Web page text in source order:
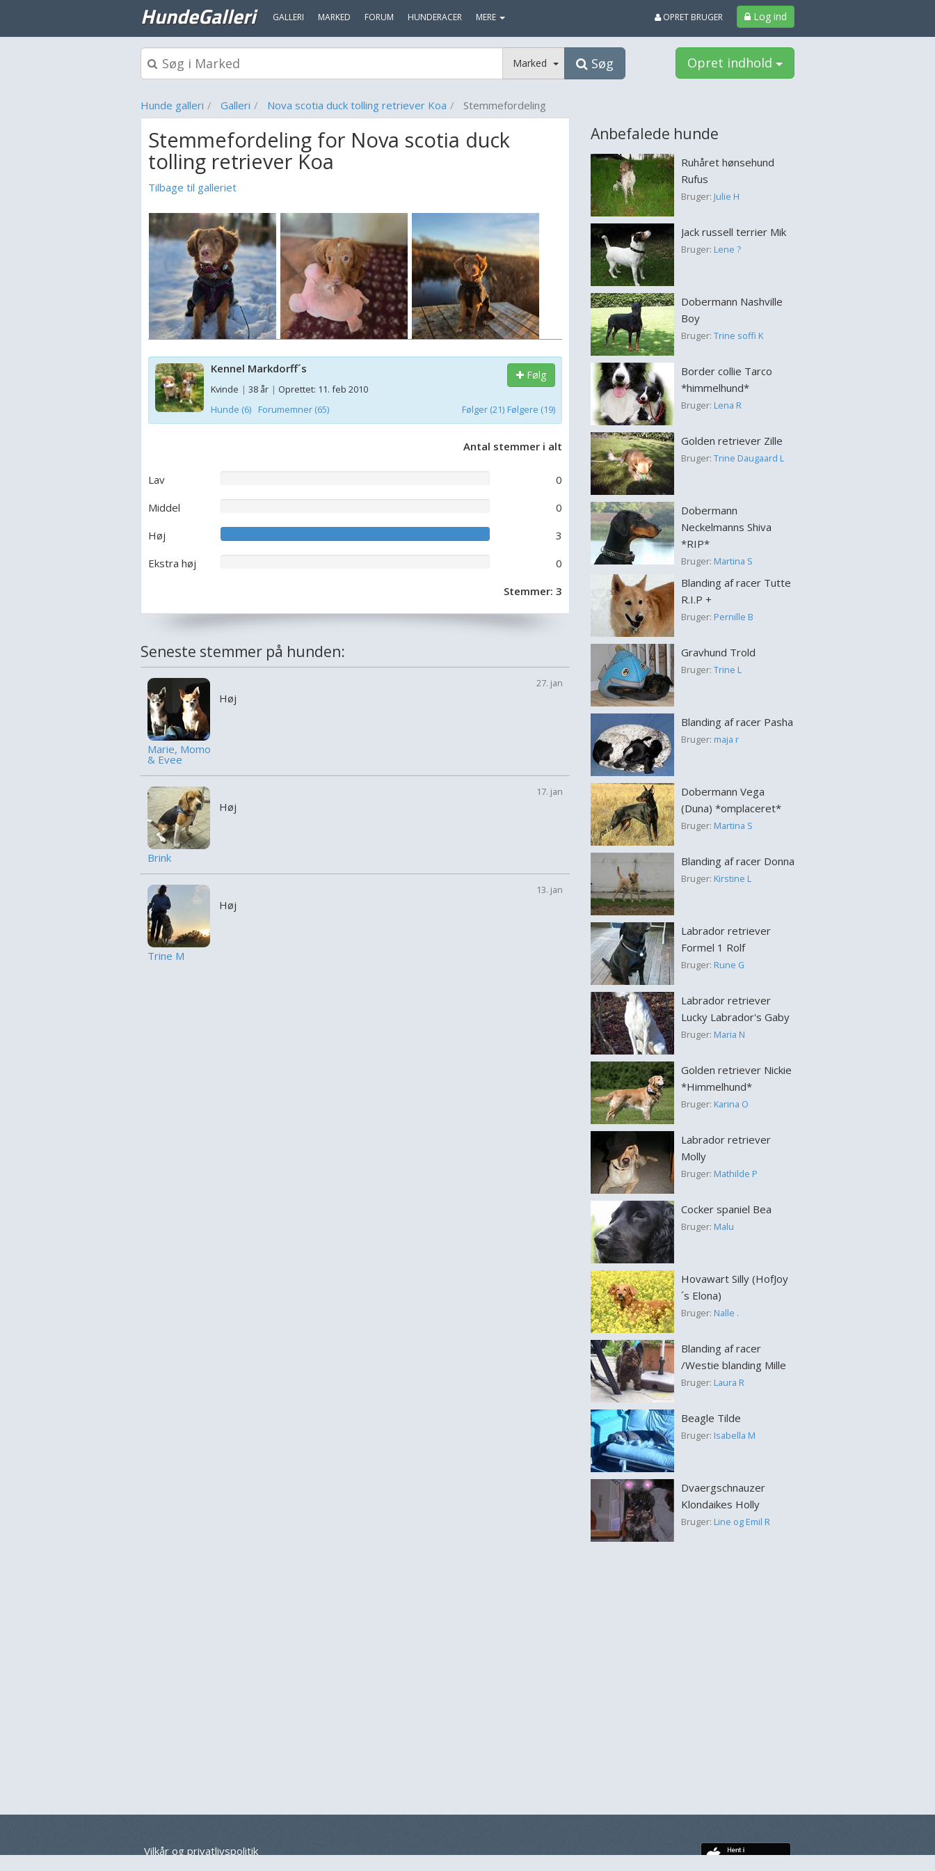
HundeGalleri GALLERI MARKED FORUM HUNDERACER MERE Log ind
OPRET BRUGER
Marked Søg Opret indhold
Hunde galleri Galleri Nova scotia duck tolling retriever Koa Stemmefordeling
Stemmefordeling for Nova scotia duck
tolling retriever Koa
Tilbage til galleriet
Kennel Markdorff´s
Kvinde | 38 år | Oprettet: 11. feb 2010
Hunde (6)
Forumemner (65)
Følg
Følger (21) Følgere (19)
Antal stemmer i alt
Lav
0
Middel
0
Høj
3
Ekstra høj
0
Stemmer: 3
Seneste stemmer på hunden:
Marie, Momo
& Evee
27. jan
Høj
Brink
17. jan
Høj
Trine M
13. jan
Høj
Anbefalede hunde
Ruhåret hønsehund
Rufus
Bruger: Julie H
Jack russell terrier Mik
Bruger: Lene ?
Dobermann Nashville
Boy
Bruger: Trine soffi K
Border collie Tarco
*himmelhund*
Bruger: Lena R
Golden retriever Zille
Bruger: Trine Daugaard L
Dobermann
Neckelmanns Shiva
*RIP*
Bruger: Martina S
Blanding af racer Tutte
R.I.P +
Bruger: Pernille B
Gravhund Trold
Bruger: Trine L
Blanding af racer Pasha
Bruger: maja r
Dobermann Vega
(Duna) *omplaceret*
Bruger: Martina S
Blanding af racer Donna
Bruger: Kirstine L
Labrador retriever
Formel 1 Rolf
Bruger: Rune G
Labrador retriever
Lucky Labrador's Gaby
Bruger: Maria N
Golden retriever Nickie
*Himmelhund*
Bruger: Karina O
Labrador retriever
Molly
Bruger: Mathilde P
Cocker spaniel Bea
Bruger: Malu
Hovawart Silly (HofJoy
´s Elona)
Bruger: Nalle .
Blanding af racer
/Westie blanding Mille
Bruger: Laura R
Beagle Tilde
Bruger: Isabella M
Dvaergschnauzer
Klondaikes Holly
Bruger: Line og Emil R
Vilkår og privatlivspolitik